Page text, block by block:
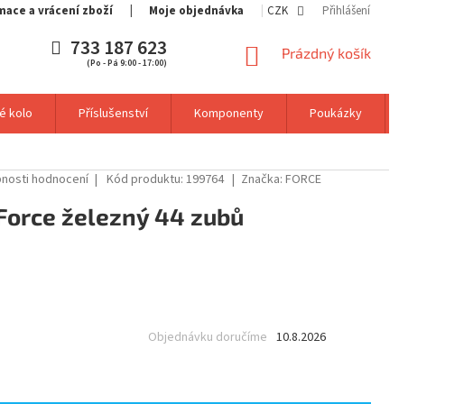
a vrácení zboží Moje objednávka CZK Přihlášení
733 187 623
(Po - Pá 9:00 - 17:00)
NÁKUPNÍ
Prázdný košík
kolo Příslušenství Komponenty Poukázky
hodnocení Kód produktu: 199764 Značka:FORCE
železný 44 zubů
10.8.2026
Objednávku doručíme